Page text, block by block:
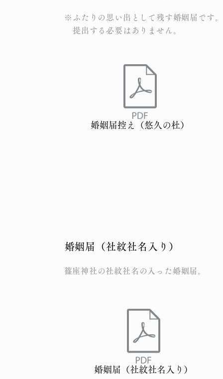
※ふたりの思い出として残す婚姻届です。
​ 提出する必要はありません。
婚姻届控え（悠久の杜）
​婚姻届（社紋社名入り）
​篠座神社の社紋社名の入った婚姻届。
婚姻届（社紋社名入り）